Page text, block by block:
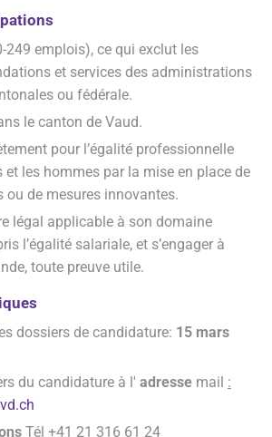
249 emplois), ce qui exclut les
et services des administrations
ou fédérale.
le canton de Vaud.
pour l’égalité professionnelle
et les hommes par la mise en place de
ou de mesures innovantes.
légal applicable à son domaine
l’égalité salariale, et s’engager à
toute preuve utile.
dossiers de candidature: 15 mars
du candidature à l' adresse mail :
Tél +41 21 316 61 24